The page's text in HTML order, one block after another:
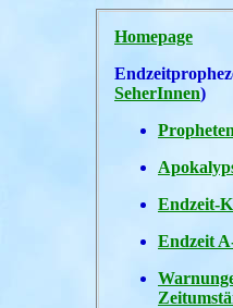
Homepage
SeherInnen)
Endzeit-
Endzeit